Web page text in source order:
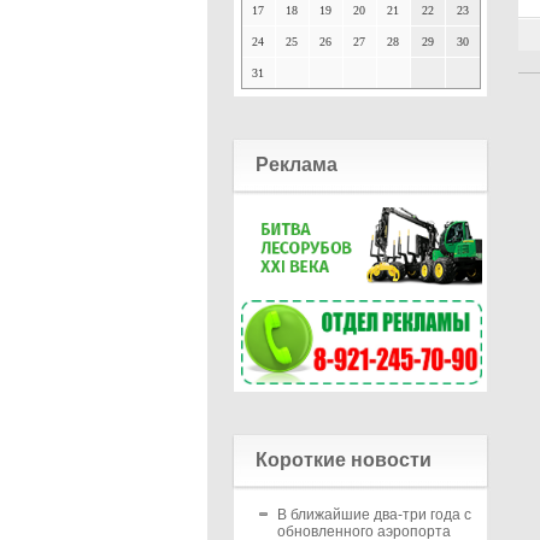
17 18 19 20 21 22 23
24 25 26 27 28 29 30
31
Реклама
Короткие новости
В ближайшие два-три года с
обновленного аэропорта